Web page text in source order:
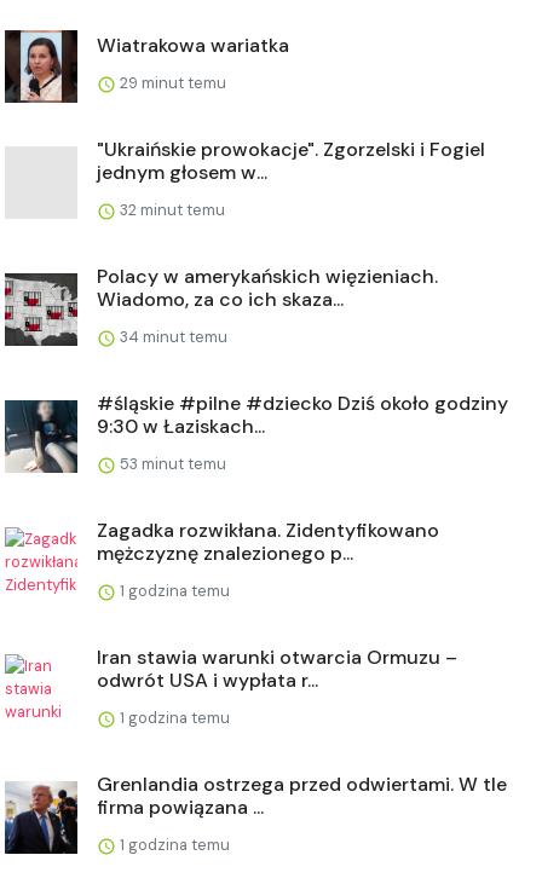
Wiatrakowa wariatka
29 minut temu
"Ukraińskie prowokacje". Zgorzelski i Fogiel
jednym głosem w...
32 minut temu
Polacy w amerykańskich więzieniach.
Wiadomo, za co ich skaza...
34 minut temu
#śląskie #pilne #dziecko Dziś około godziny
9:30 w Łaziskach...
53 minut temu
Zagadka rozwikłana. Zidentyfikowano
mężczyznę znalezionego p...
1 godzina temu
Iran stawia warunki otwarcia Ormuzu –
odwrót USA i wypłata r...
1 godzina temu
Grenlandia ostrzega przed odwiertami. W tle
firma powiązana ...
1 godzina temu